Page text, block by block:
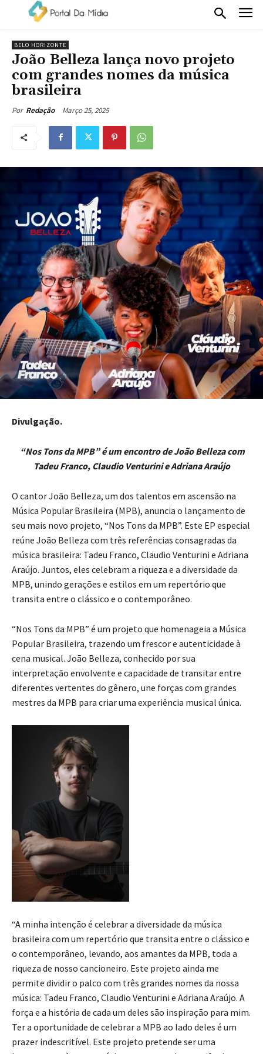
BELO HORIZONTE
João Belleza lança novo projeto
com grandes nomes da música
brasileira
Por Redação Março 25, 2025
Divulgação.
“Nos Tons da MPB” é um encontro de João Belleza com
Tadeu Franco, Claudio Venturini e Adriana Araújo
O cantor João Belleza, um dos talentos em ascensão na
Música Popular Brasileira (MPB), anuncia o lançamento de
seu mais novo projeto, “Nos Tons da MPB”. Este EP especial
reúne João Belleza com três referências consagradas da
música brasileira: Tadeu Franco, Claudio Venturini e Adriana
Araújo. Juntos, eles celebram a riqueza e a diversidade da
MPB, unindo gerações e estilos em um repertório que
transita entre o clássico e o contemporâneo.
“Nos Tons da MPB” é um projeto que homenageia a Música
Popular Brasileira, trazendo um frescor e autenticidade à
cena musical. João Belleza, conhecido por sua
interpretação envolvente e capacidade de transitar entre
diferentes vertentes do gênero, une forças com grandes
mestres da MPB para criar uma experiência musical única.
“A minha intenção é celebrar a diversidade da música
brasileira com um repertório que transita entre o clássico e
o contemporâneo, levando, aos amantes da MPB, toda a
riqueza de nosso cancioneiro. Este projeto ainda me
permite dividir o palco com três grandes nomes da nossa
música: Tadeu Franco, Claudio Venturini e Adriana Araújo. A
força e a história de cada um deles são inspiração para mim.
Ter a oportunidade de celebrar a MPB ao lado deles é um
prazer indescritível. Este projeto pretende ser uma